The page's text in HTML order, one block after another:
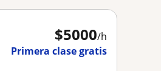
$5000/h
Primera clase gratis